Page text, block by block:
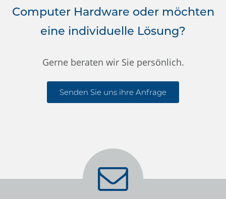
Computer Hardware oder möchten
eine individuelle Lösung?
Gerne beraten wir Sie persönlich.
Senden Sie uns ihre Anfrage